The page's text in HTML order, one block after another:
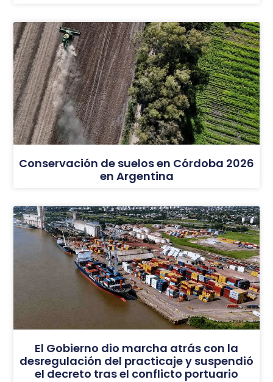
Conservación de suelos en Córdoba 2026
en Argentina
El Gobierno dio marcha atrás con la
desregulación del practicaje y suspendió
el decreto tras el conflicto portuario